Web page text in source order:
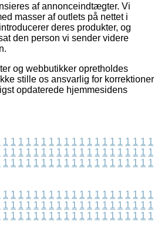
af annonceindtægter. Vi
masser af outlets på nettet i
deres produkter, og
den person vi sender videre
og webbutikker opretholdes
stille os ansvarlig for korrektioner
opdaterede hjemmesidens
1 1 1 1 1 1 1 1 1 1 1 1 1 1 1 1 1 1 1 1
1 1 1 1 1 1 1 1 1 1 1 1 1 1 1 1 1 1 1 1
1 1 1 1 1 1 1 1 1 1 1 1 1 1 1 1 1 1 1 1
1 1 1 1 1 1 1 1 1 1 1 1 1 1 1 1 1 1 1 1
1 1 1 1 1 1 1 1 1 1 1 1 1 1 1 1 1 1 1 1
1 1 1 1 1 1 1 1 1 1 1 1 1 1 1 1 1 1 1 1